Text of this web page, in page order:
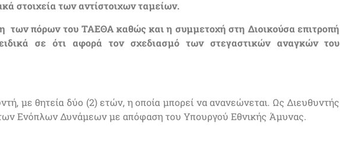
στοιχεία των αντίστοιχων ταμείων.
των πόρων του ΤΑΕΘΑ καθώς και η συμμετοχή στη Διοικούσα επιτροπή
σε ότι αφορά τον σχεδιασμό των στεγαστικών αναγκών του
με θητεία δύο (2) ετών, η οποία μπορεί να ανανεώνεται. Ως Διευθυντής
των Ενόπλων Δυνάμεων με απόφαση του Υπουργού Εθνικής Άμυνας.